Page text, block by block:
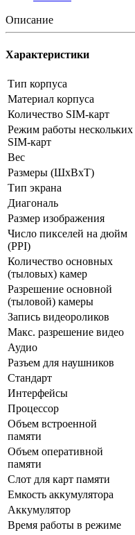
Описание
Характеристики
Тип корпуса
Материал корпуса
Количество SIM-карт
Режим работы нескольких
SIM-карт
Вес
Размеры (ШxВxТ)
Тип экрана
Диагональ
Размер изображения
Число пикселей на дюйм
(PPI)
Количество основных
(тыловых) камер
Разрешение основной
(тыловой) камеры
Запись видеороликов
Макс. разрешение видео
Аудио
Разъем для наушников
Стандарт
Интерфейсы
Процессор
Объем встроенной
памяти
Объем оперативной
памяти
Слот для карт памяти
Емкость аккумулятора
Аккумулятор
Время работы в режиме